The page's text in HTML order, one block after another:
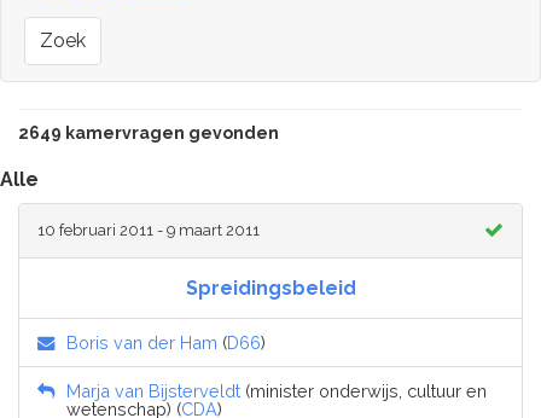
Zoek
2649 kamervragen gevonden
Alle
10 februari 2011 - 9 maart 2011
Spreidingsbeleid
Boris van der Ham (D66)
Marja van Bijsterveldt (minister onderwijs, cultuur en
wetenschap) (CDA)